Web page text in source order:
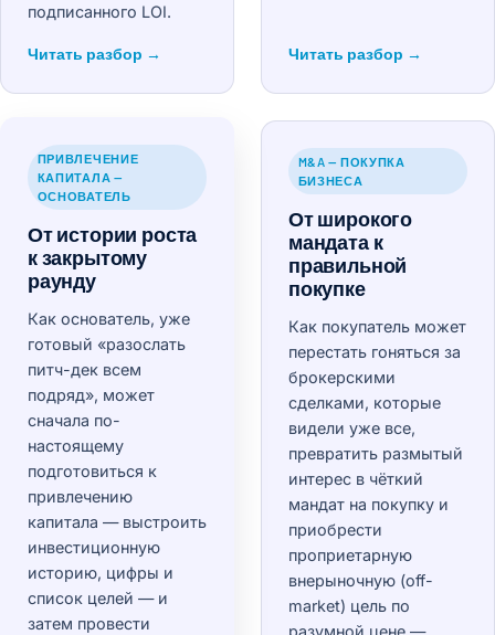
подписанного LOI.
Читать разбор → Читать разбор →
ПРИВЛЕЧЕНИЕ
КАПИТАЛА —
ОСНОВАТЕЛЬ
От истории роста
к закрытому
раунду
Как основатель, уже
готовый «разослать
питч-дек всем
подряд», может
сначала по-
настоящему
подготовиться к
привлечению
капитала — выстроить
инвестиционную
историю, цифры и
список целей — и
затем провести
M&A — ПОКУПКА
БИЗНЕСА
От широкого
мандата к
правильной
покупке
Как покупатель может
перестать гоняться за
брокерскими
сделками, которые
видели уже все,
превратить размытый
интерес в чёткий
мандат на покупку и
приобрести
проприетарную
внерыночную (off-
market) цель по